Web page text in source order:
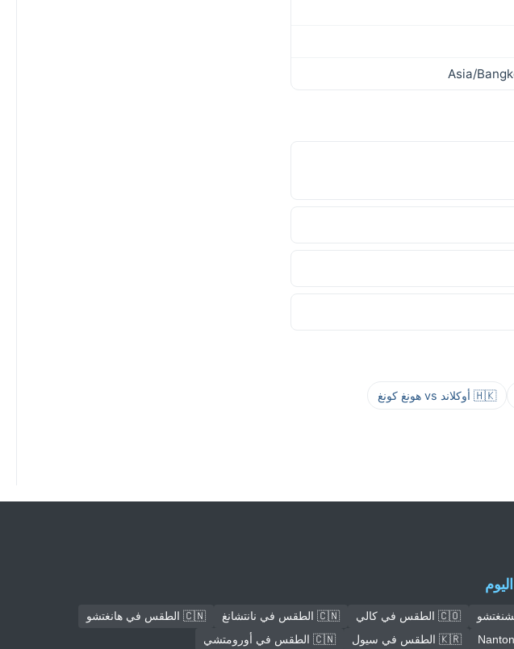
🇭🇰 أوكلاند vs هونغ كونغ
🇨🇴 الطقس في كالي 🇨🇳 الطقس في نانتشانغ
🇨🇳 الطقس في هانغتشو
🇰🇷 الطقس في سيول 🇨🇳 الطقس في أورومتشي